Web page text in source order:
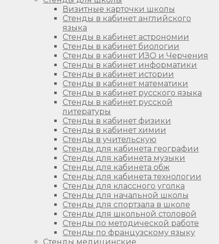
Визитные карточки школы
Стенды в кабинет английского
языка
Стенды в кабинет астрономии
Стенды в кабинет биологии
Стенды в кабинет ИЗО и Черчения
Стенды в кабинет информатики
Стенды в кабинет истории
Стенды в кабинет математики
Стенды в кабинет русского языка
Стенды в кабинет русской
литературы
Стенды в кабинет физики
Стенды в кабинет химии
Стенды в учительскую
Стенды для кабинета географии
Стенды для кабинета музыки
Стенды для кабинета обж
Стенды для кабинета технологии
Стенды для классного уголка
Стенды для начальной школы
Стенды для спортзала в школе
Стенды для школьной столовой
Стенды по методической работе
Стенды по французскому языку
Стенды медицинские